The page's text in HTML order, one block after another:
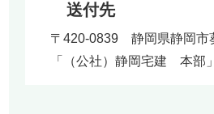
送付先
〒420-0839 静岡県静岡市
「（公社）静岡宅建 本部」